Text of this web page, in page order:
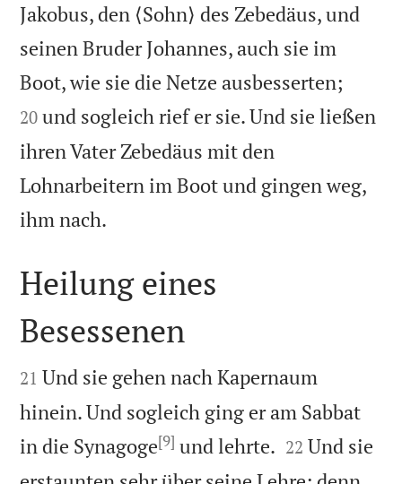
Jakobus, den ⟨Sohn⟩ des Zebedäus, und
seinen Bruder Johannes, auch sie im
Boot, wie sie die Netze ausbesserten;
20 und sogleich rief er sie. Und sie ließen
ihren Vater Zebedäus mit den
Lohnarbeitern im Boot und gingen weg,
ihm nach.

Heilung eines
Besessenen

21 Und sie gehen nach Kapernaum
hinein. Und sogleich ging er am Sabbat
in die Synagoge[9] und lehrte. 

22 Und sie